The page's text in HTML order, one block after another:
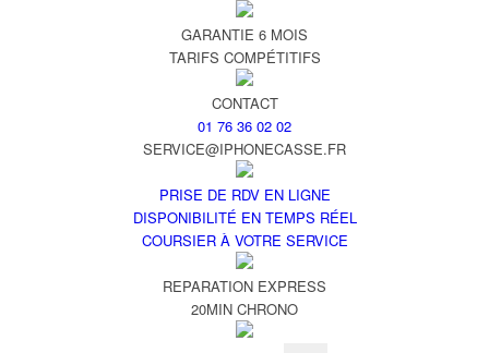
GARANTIE 6 MOIS
TARIFS COMPÉTITIFS
CONTACT
01 76 36 02 02
SERVICE@IPHONECASSE.FR
PRISE DE RDV EN LIGNE
DISPONIBILITÉ EN TEMPS RÉEL
COURSIER À VOTRE SERVICE
REPARATION EXPRESS
20MIN CHRONO